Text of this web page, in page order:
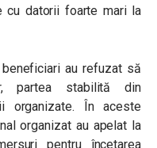
cu datorii foarte mari la
au refuzat să
partea stabilită din
organizate. În aceste
organizat au apelat la
pentru încetarea